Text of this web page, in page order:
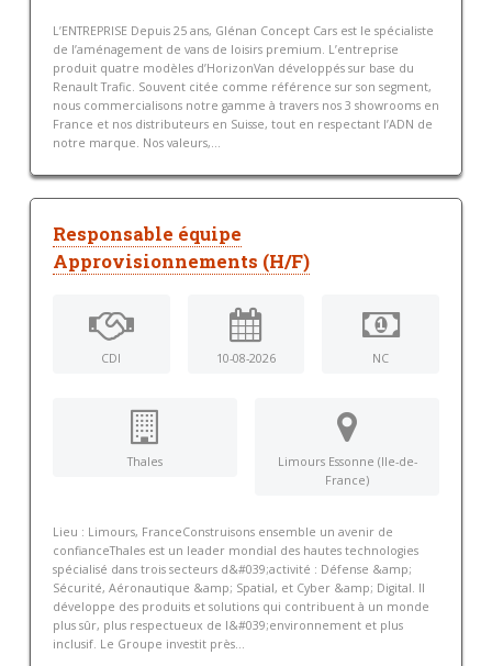
L’ENTREPRISE Depuis 25 ans, Glénan Concept Cars est le spécialiste
de l’aménagement de vans de loisirs premium. L’entreprise
produit quatre modèles d’HorizonVan développés sur base du
Renault Trafic. Souvent citée comme référence sur son segment,
nous commercialisons notre gamme à travers nos 3 showrooms en
France et nos distributeurs en Suisse, tout en respectant l’ADN de
notre marque. Nos valeurs,...
Responsable équipe
Approvisionnements (H/F)
CDI 10-08-2026 NC
Thales
Limours Essonne (Ile-de-
France)
Lieu : Limours, FranceConstruisons ensemble un avenir de
confianceThales est un leader mondial des hautes technologies
spécialisé dans trois secteurs d&#039;activité : Défense &amp;
Sécurité, Aéronautique &amp; Spatial, et Cyber &amp; Digital. Il
développe des produits et solutions qui contribuent à un monde
plus sûr, plus respectueux de l&#039;environnement et plus
inclusif. Le Groupe investit près...